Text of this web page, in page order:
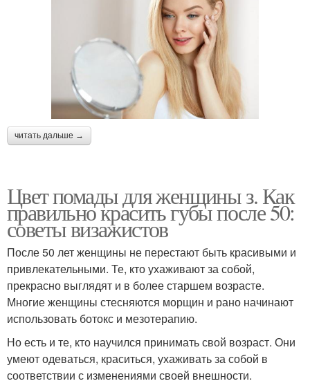
читать дальше →
Цвет помады для женщины з. Как
правильно красить губы после 50:
советы визажистов
После 50 лет женщины не перестают быть красивыми и
привлекательными. Те, кто ухаживают за собой,
прекрасно выглядят и в более старшем возрасте.
Многие женщины стесняются морщин и рано начинают
использовать ботокс и мезотерапию.
Но есть и те, кто научился принимать свой возраст. Они
умеют одеваться, краситься, ухаживать за собой в
соответствии с изменениями своей внешности.